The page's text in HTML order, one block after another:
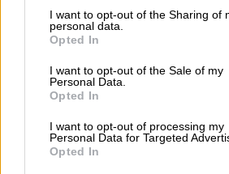
not limited to your visit or usage
grant or deny consent to Google and
use your data for below specified
consent section.
I want to opt-out of the Sharing of
personal data.
Opted In
I want to opt-out of the Sale of my
Personal Data.
Opted In
I want to opt-out of processing my
Personal Data for Targeted
Opted In
και το πλάνο του, θέλοντας
έξυπνα και να ακουμπήσει
φορ του, ξέροντας πως ο
δυσκολέψει στην
όμως γνωρίζοντας την
όφειλε να μην της δώσει
γιατί θα το πλήρωνε ακριβά,